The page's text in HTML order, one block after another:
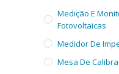
Medição E
Fotovoltaicas
Medidor De
Mesa De